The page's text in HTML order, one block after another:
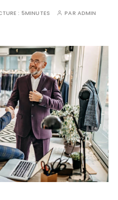
: 5MINUTES PAR ADMIN